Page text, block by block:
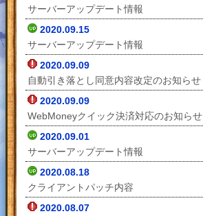
サーバーアップデート情報
2020.09.15
サーバーアップデート情報
2020.09.09
自動引き落とし同意内容改定のお知らせ
2020.09.09
WebMoneyクイック決済対応のお知らせ
2020.09.01
サーバーアップデート情報
2020.08.18
クライアントパッチ内容
2020.08.07